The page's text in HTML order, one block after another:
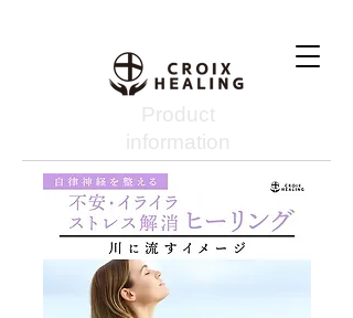
Product
information